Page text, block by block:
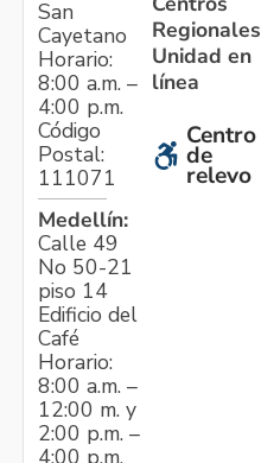
San
Cayetano
Horario:
8:00 a.m. –
4:00 p.m.
Código
Postal:
111071
Medellín:
Calle 49
No 50-21
piso 14
Edificio del
Café
Horario:
8:00 a.m. –
12:00 m. y
2:00 p.m. –
4:00 p.m.
Regionales
Unidad en
línea
Centro
de
relevo